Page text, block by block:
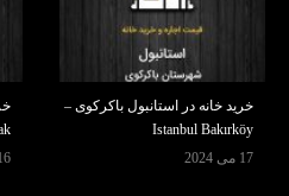
خرید خانه در استانبول باکرکوی –
Istanbul Bakırköy
17 می 2024
16 می